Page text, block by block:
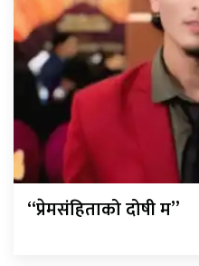
“प्रेमसंहिताको दोषी म”